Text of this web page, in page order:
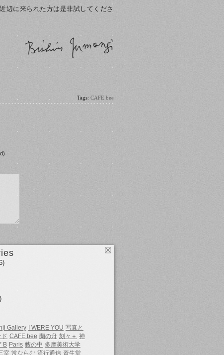
辺に来られた方は是非試してくださ
Tags: CAFE bee
Gallery I WERE YOU 写真と
ド CAFE bee 蘭の舟 刻々＋ 神
B Paris 藪の中 多摩美術大学
室 常ならむ 流行通信 資生堂